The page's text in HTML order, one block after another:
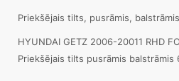
Priekšējais tilts, pusrāmis, balstrāmis
HYUNDAI GETZ 2006-20011 RHD
Priekšējais tilts pusrāmis balstrāmis